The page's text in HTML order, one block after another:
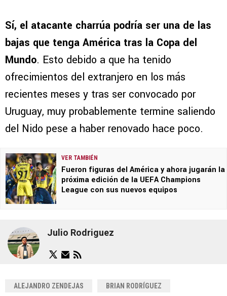
Sí, el atacante charrúa podría ser una de las
bajas que tenga América tras la Copa del
Mundo. Esto debido a que ha tenido
ofrecimientos del extranjero en los más
recientes meses y tras ser convocado por
Uruguay, muy probablemente termine saliendo
del Nido pese a haber renovado hace poco.
VER TAMBIÉN
Fueron figuras del América y ahora jugarán la
próxima edición de la UEFA Champions
League con sus nuevos equipos
Julio Rodriguez
ALEJANDRO ZENDEJAS BRIAN RODRÍGUEZ